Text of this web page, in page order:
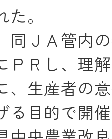
店舗・ATM・
メールでのお
。
同ＪＡ管内
ＰＲし、理
、生産者の
る目的で開